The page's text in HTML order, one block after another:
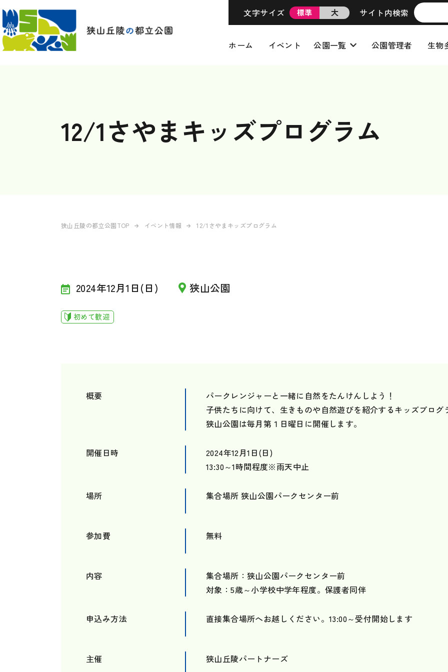
文字サイズ 標準 大 サイト内検索
ホーム イベント 公園一覧 公園管理者 生物
12/1さやまキッズプログラム
狭山丘陵の都立公園TOP イベント情報 12/1さやまキッズプログラム
2024年12月1日(日) 狭山公園
初めて歓迎
概要
パークレンジャーと一緒に自然をたんけんしよう！
子供たちに向けて、生きものや自然遊びを紹介するキッズプログ
狭山公園は毎月第１日曜日に開催します。
開催日時
2024年12月1日(日)
13:30～1時間程度※雨天中止
場所 集合場所 狭山公園パークセンター前
参加費 無料
内容
集合場所：狭山公園パークセンター前
対象：5歳～小学校中学年程度。保護者同伴
申込み方法 直接集合場所へお越しください。13:00～受付開始します
主催 狭山丘陵パートナーズ